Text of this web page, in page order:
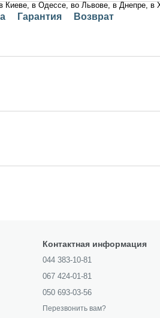
Киеве, в Одессе, во Львове, в Днепре, в
Гарантия Возврат
Контактная информация
044 383-10-81
067 424-01-81
050 693-03-56
Перезвонить вам?